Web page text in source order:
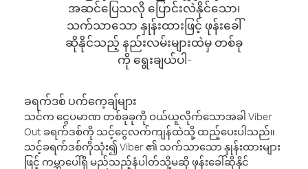
အဆင်ပြေသလို ပြောင်းလဲနိုင်သော၊
သက်သာသော နှုန်းထားဖြင့် ဖုန်းခေါ်
ဆိုနိုင်သည့် နည်းလမ်းများထဲမှ တစ်ခု
ကို ရွေးချယ်ပါ-
ခရက်ဒစ် ပက်ကေ့ချ်များ
သင်က ငွေပမာဏ တစ်ခုခုကို ဝယ်ယူလိုက်သောအခါ Viber
Out ခရက်ဒစ်ကို သင့်ငွေလက်ကျန်ထဲသို့ ထည့်ပေးပါသည်။
သင့်ခရက်ဒစ်ကိုသုံး၍ Viber ၏ သက်သာသော နှုန်းထားများ
ဖြင့် ကမ္ဘာပေါ်ရှိ မည်သည့်နံပါတ်သို့မဆို ဖုန်းခေါ်ဆိုနိုင်